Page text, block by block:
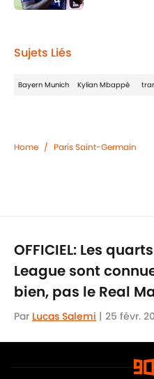
Sujets Liés
Bayern Munich Kylian Mbappé
Home / Paris Saint-Germain
OFFICIEL: Les
League sont
bien, pas le Real
Par Lucas Salemi | 25 févr.